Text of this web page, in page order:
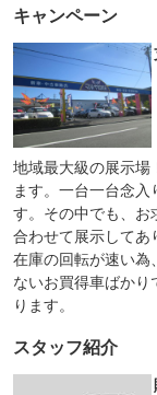
キャンペーン
地域最大級の展示場
ます。一台一台念
す。その中でも、お
合わせて展示してあ
在庫の回転が速い為
ないお買得車ばかり
ります。
スタッフ紹介